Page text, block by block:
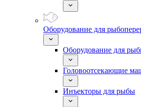
Оборудование для
Оборудование для
Головоотсекающие
Инъекторы для рыбы